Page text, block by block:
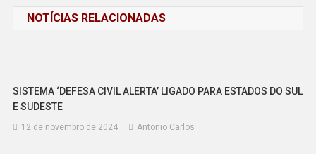
Post
NOTÍCIAS RELACIONADAS
SISTEMA ‘DEFESA CIVIL ALERTA’ LIGADO PARA ESTADOS DO SUL
E SUDESTE
12 de novembro de 2024 Antonio Carlos